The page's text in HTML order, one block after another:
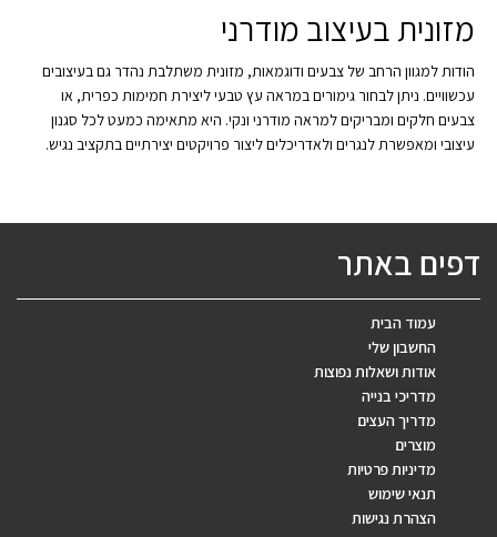
מזונית בעיצוב מודרני
הודות למגוון הרחב של צבעים ודוגמאות, מזונית משתלבת נהדר גם בעיצובים
עכשוויים. ניתן לבחור גימורים במראה עץ טבעי ליצירת חמימות כפרית, או
צבעים חלקים ומבריקים למראה מודרני ונקי. היא מתאימה כמעט לכל סגנון
עיצובי ומאפשרת לנגרים ולאדריכלים ליצור פרויקטים יצירתיים בתקציב נגיש.
דפים באתר
עמוד הבית
החשבון שלי
אודות ושאלות נפוצות
מדריכי בנייה
מדריך העצים
מוצרים
מדיניות פרטיות
תנאי שימוש
הצהרת נגישות